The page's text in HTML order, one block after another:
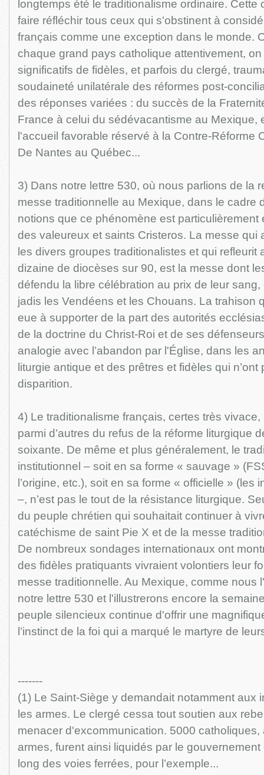
longtemps été le traditionalisme ordinaire. Cette
faire réfléchir tous ceux qui s'obstinent à
français comme une exception dans le monde.
chaque grand pays catholique attentivement,
significatifs de fidèles, et parfois du clergé,
soudaineté unilatérale des réformes post-
des réponses variées : du succès de la
France à celui du sédévacantisme au Mexique,
l'accueil favorable réservé à la Contre-Réforme
De Nantes au Québec...
3) Dans notre lettre 530, où nous parlions de la
messe traditionnelle au Mexique, dans le cadre
notions que ce phénomène est particulièrement
des valeureux et saints Cristeros. La messe qui
les divers groupes traditionalistes et qui refleurit
dizaine de diocèses sur 90, est la messe dont
défendu la libre célébration au prix de leur
jadis les Vendéens et les Chouans. La trahison
eue à supporter de la part des autorités
de la doctrine du Christ-Roi et de ses
analogie avec l’abandon par l'Église, dans les
liturgie antique et des prêtres et fidèles qui
disparition.
4) Le traditionalisme français, certes très vivace,
parmi d’autres du refus de la réforme liturgique
soixante. De même et plus généralement, le
institutionnel – soit en sa forme « sauvage »
l’origine, etc.), soit en sa forme « officielle » (les
–, n’est pas le tout de la résistance liturgique.
du peuple chrétien qui souhaitait continuer à
catéchisme de saint Pie X et de la messe
De nombreux sondages internationaux ont
des fidèles pratiquants vivraient volontiers leur
messe traditionnelle. Au Mexique, comme nous
notre lettre 530 et l'illustrerons encore la
peuple silencieux continue d'offrir une
l’instinct de la foi qui a marqué le martyre de
-------
(1) Le Saint-Siège y demandait notamment aux
les armes. Le clergé cessa tout soutien aux
menacer d'excommunication. 5000
armes, furent ainsi liquidés par le
long des voies ferrées, pour l’exemple...